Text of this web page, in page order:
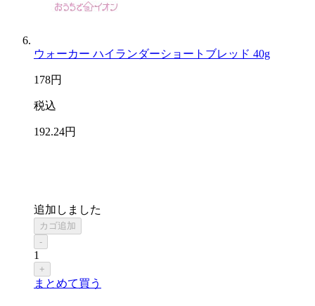
ウォーカー ハイランダーショートブレッド 40g
178円
税込
192.24円
追加しました
カゴ追加
-
1
+
まとめて買う